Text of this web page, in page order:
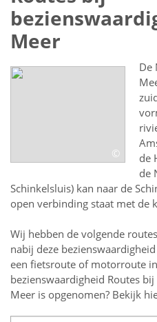
Meer
©
De
de
de
Schinkelsluis) kan naar de
open verbinding staat met de
Wij hebben de volgende
nabij deze
een fietsroute of motorroute
bezienswaardigheid Routes
Meer is opgenomen? Bekijk